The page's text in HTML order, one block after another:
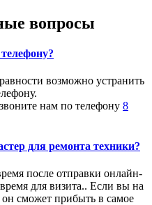
вопросы
возможно устранить
нам по телефону 8
для ремонта техники?
после отправки онлайн-
для визита.. Если вы на
он сможет прибыть в самое